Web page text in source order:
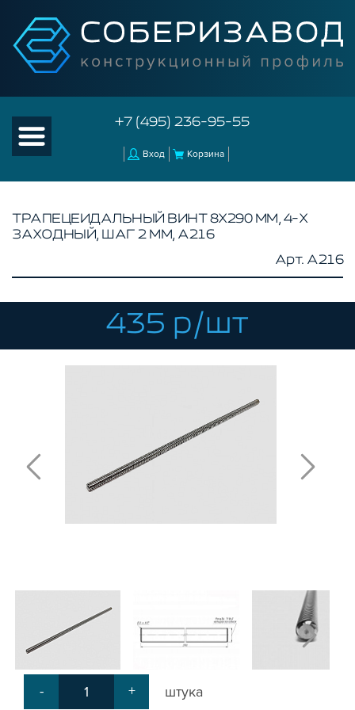
+7 (495) 236-95-55
Вход Корзина
КАТАЛОГ ТОВАРОВ
КОНСТРУКЦИОННЫЙ ПРОФИЛЬ
КОМПЛЕКТУЮЩИЕ К ЧПУ
АКСЕССУАРЫ ДЛЯ V-ПАЗА
КРОНШТЕЙНЫ ДЛЯ ВИНТОВОЙ
КРОНШТЕЙНЫ ДЛЯ ДВИГАТЕЛЕЙ
КРОНШТЕЙНЫ ДЛЯ ШПИНДЕЛЕЙ
ПРИЖИМЫ
СОЕДИНИТЕЛЬНЫЕ ПЛАСТИНЫ
Т-БОЛТЫ И Т-ГАЙКИ
СУХАРИ ПАЗОВЫЕ
УГЛОВЫЕ СОЕДИНИТЕЛИ
СИСТЕМА ТРУБНАЯ МОДУЛЬНАЯ
ТРАПЕЦЕИДАЛЬНЫЙ ВИНТ 8Х290 ММ, 4-Х
ЗАХОДНЫЙ, ШАГ 2 ММ, A216
Арт. A216
435 р/шт
- + штука